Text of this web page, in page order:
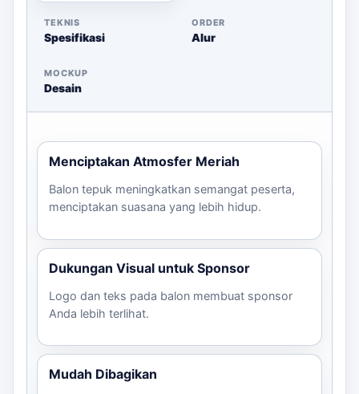
Checklist Sebelum Memesan
File desain/logo yang akan dicetak
Warna dan sisi cetak yang diinginkan
Deadline pengiriman
Hubungi kami untuk mendapatkan estimasi harga dan
konsultasi desain via WhatsApp!
TEKNIS
Spesifikasi
ORDER
Alur
MOCKUP
Desain
Menciptakan Atmosfer Meriah
Balon tepuk meningkatkan semangat peserta,
menciptakan suasana yang lebih hidup.
Dukungan Visual untuk Sponsor
Logo dan teks pada balon membuat sponsor
Anda lebih terlihat.
Mudah Dibagikan